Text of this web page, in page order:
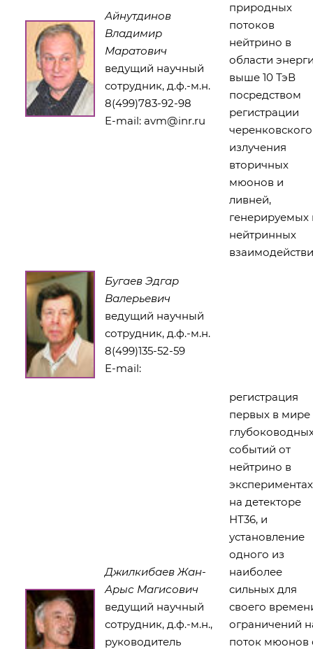
Айнутдинов
Владимир
Маратович
ведущий научный
сотрудник, д.ф.-м.н.
8(499)783-92-98
E-mail: avm@inr.ru
природных
потоков
нейтрино в
области
выше 10 ТэВ
посредством
регистрации
черенковского
излучения
вторичных
мюонов и
ливней,
генерируемых
нейтринных
Бугаев Эдгар
Валерьевич
ведущий научный
сотрудник, д.ф.-м.н.
8(499)135-52-59
E-mail:
Джилкибаев Жан-
Арыс Магисович
ведущий научный
сотрудник, д.ф.-м.н.,
руководитель
регистрация
первых в мире
событий от
нейтрино в
экспериментах
на детекторе
НТ36, и
установление
одного из
наиболее
сильных для
своего
ограничений
поток мюонов